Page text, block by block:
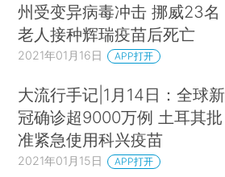
州受变异病毒冲击 挪威23名
老人接种辉瑞疫苗后死亡
2021年01月16日 APP打开
大流行手记|1月14日：全球新
冠确诊超9000万例 土耳其批
准紧急使用科兴疫苗
2021年01月15日 APP打开